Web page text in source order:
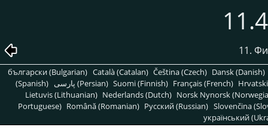
11.
български (Bulgarian) Català (Catalan) Čeština (Czech) Dansk (Danish)
(Spanish)
پارسی (Persian) Suomi (Finnish) Français (French)
Lietuvis (Lithuanian) Nederlands (Dutch) Norsk Nynorsk
Portuguese) Română (Romanian) Pусский (Russian) Slovenčina
український